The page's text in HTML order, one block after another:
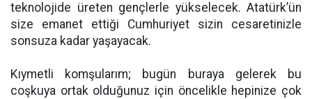
teknolojide üreten gençlerle yükselecek. Atatürk’ün
size emanet ettiği Cumhuriyet sizin cesaretinizle
sonsuza kadar yaşayacak.
Kıymetli komşularım; bugün buraya gelerek bu
coşkuya ortak olduğunuz için öncelikle hepinize çok